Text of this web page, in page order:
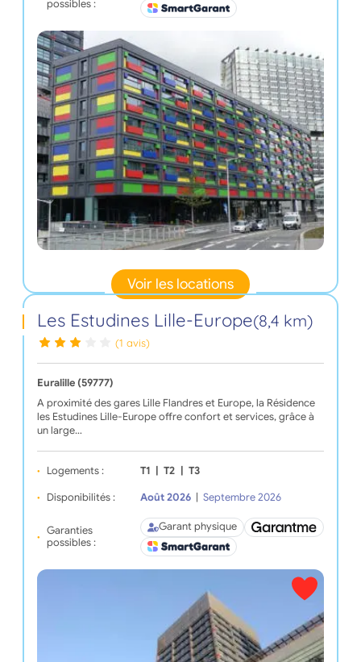
possibles :
Voir les locations
Les Estudines Lille-Europe(8,4 km)
(1 avis)
Euralille (59777)
A proximité des gares Lille Flandres et Europe, la Résidence
les Estudines Lille-Europe offre confort et services, grâce à
un large…
Logements : T1 T2 T3
Disponibilités : Août 2026 Septembre 2026
Garanties
possibles :
Garant physique